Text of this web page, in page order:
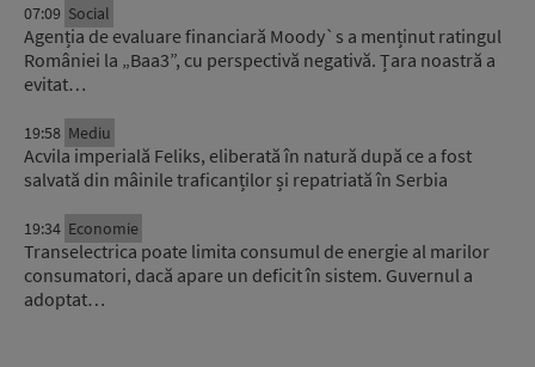
07:09 Social
Agenția de evaluare financiară Moody`s a menținut ratingul
României la „Baa3”, cu perspectivă negativă. Țara noastră a
evitat…
19:58 Mediu
Acvila imperială Feliks, eliberată în natură după ce a fost
salvată din mâinile traficanților și repatriată în Serbia
19:34 Economie
Transelectrica poate limita consumul de energie al marilor
consumatori, dacă apare un deficit în sistem. Guvernul a
adoptat…